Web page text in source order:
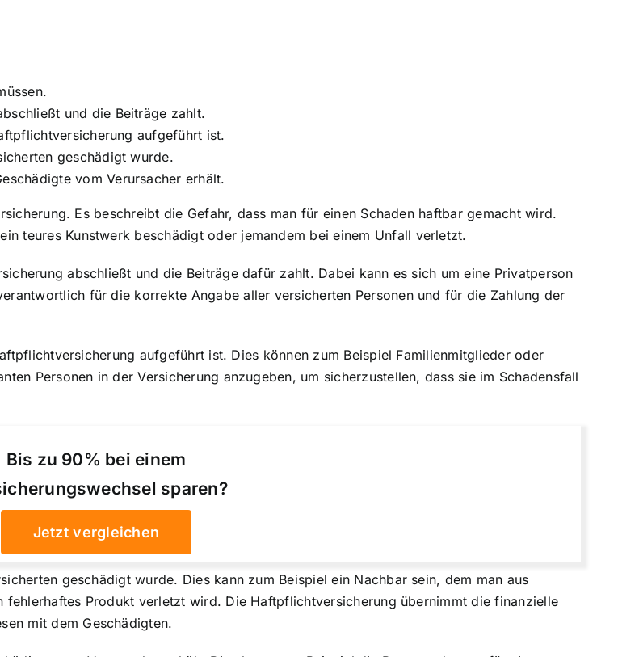
und die Beiträge zahlt.
aufgeführt ist.
geschädigt wurde.
vom Verursacher erhält.
Es beschreibt die Gefahr, dass man für einen Schaden haftbar gemacht wird.
teures Kunstwerk beschädigt oder jemandem bei einem Unfall verletzt.
abschließt und die Beiträge dafür zahlt. Dabei kann es sich um eine Privatperson
für die korrekte Angabe aller versicherten Personen und für die Zahlung der
aufgeführt ist. Dies können zum Beispiel Familienmitglieder oder
Personen in der Versicherung anzugeben, um sicherzustellen, dass sie im Schadensfall
Bis zu 90% bei einem
sparen?
Jetzt vergleichen
geschädigt wurde. Dies kann zum Beispiel ein Nachbar sein, dem man aus
fehlerhaftes Produkt verletzt wird. Die Haftpflichtversicherung übernimmt die finanzielle
mit dem Geschädigten.